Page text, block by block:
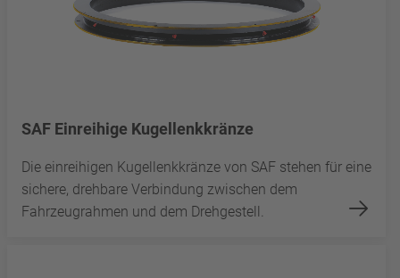
SAF Einreihige Kugellenkkränze
Die einreihigen Kugellenkkränze von SAF stehen für eine
sichere, drehbare Verbindung zwischen dem
Fahrzeugrahmen und dem Drehgestell.